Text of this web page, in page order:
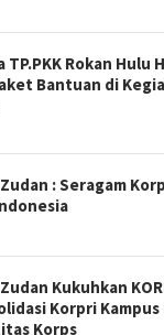
TP.PKK Rokan Hulu
Bantuan di
: Seragam
Kukuhkan
Korpri
Korps